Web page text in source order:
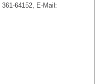
64152, E-Mail: